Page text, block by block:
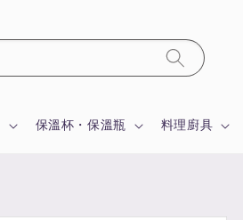
保溫杯・保溫瓶 料理廚具